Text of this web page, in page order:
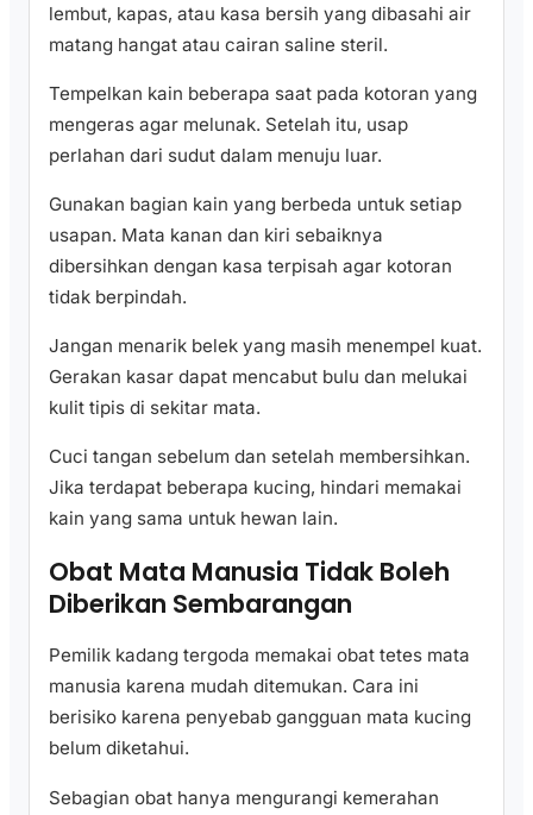
lembut, kapas, atau kasa bersih yang dibasahi air
matang hangat atau cairan saline steril.
Tempelkan kain beberapa saat pada kotoran yang
mengeras agar melunak. Setelah itu, usap
perlahan dari sudut dalam menuju luar.
Gunakan bagian kain yang berbeda untuk setiap
usapan. Mata kanan dan kiri sebaiknya
dibersihkan dengan kasa terpisah agar kotoran
tidak berpindah.
Jangan menarik belek yang masih menempel kuat.
Gerakan kasar dapat mencabut bulu dan melukai
kulit tipis di sekitar mata.
Cuci tangan sebelum dan setelah membersihkan.
Jika terdapat beberapa kucing, hindari memakai
kain yang sama untuk hewan lain.
Obat Mata Manusia Tidak Boleh
Diberikan Sembarangan
Pemilik kadang tergoda memakai obat tetes mata
manusia karena mudah ditemukan. Cara ini
berisiko karena penyebab gangguan mata kucing
belum diketahui.
Sebagian obat hanya mengurangi kemerahan